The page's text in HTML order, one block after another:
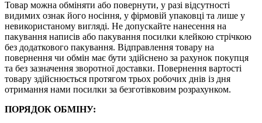
Товар можна обміняти або повернути, у разі відсутності
видимих ​​ознак його носіння, у фірмовій упаковці та лише у
невикористаному вигляді. Не допускайте нанесення на
пакування написів або пакування посилки клейкою стрічкою
без додаткового пакування. Відправлення товару на
повернення чи обмін має бути здійснено за рахунок покупця
та без зазначення зворотної доставки. Повернення вартості
товару здійснюється протягом трьох робочих днів із дня
отримання нами посилки за безготівковим розрахунком.
ПОРЯДОК ОБМІНУ: